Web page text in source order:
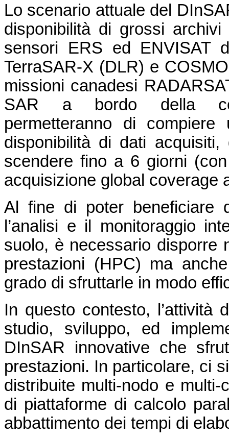
Lo scenario attuale del
disponibilità di grossi
sensori ERS ed ENVISAT
TerraSAR-X (DLR) e
missioni canadesi
SAR a bordo della
permetteranno di
disponibilità di dati
scendere fino a 6 giorni
acquisizione global coverage
Al fine di poter beneficiare
l’analisi e il monitoraggio
suolo, è necessario disporre
prestazioni (HPC) ma
grado di sfruttarle in modo
In questo contesto, l’attività
studio, sviluppo, ed
DInSAR innovative che
prestazioni. In particolare, ci
distribuite multi-nodo e
di piattaforme di calcolo
abbattimento dei tempi di